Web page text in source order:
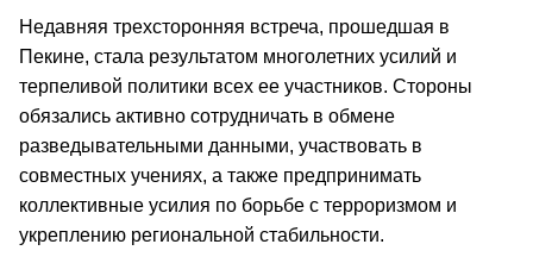
Недавняя трехсторонняя встреча, прошедшая в
Пекине, стала результатом многолетних усилий и
терпеливой политики всех ее участников. Стороны
обязались активно сотрудничать в обмене
разведывательными данными, участвовать в
совместных учениях, а также предпринимать
коллективные усилия по борьбе с терроризмом и
укреплению региональной стабильности.